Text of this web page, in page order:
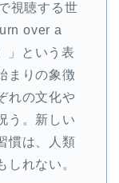
視聴する世
over a
」という表
まりの象徴
れの文化や
う。新しい
慣は、人類
れない。